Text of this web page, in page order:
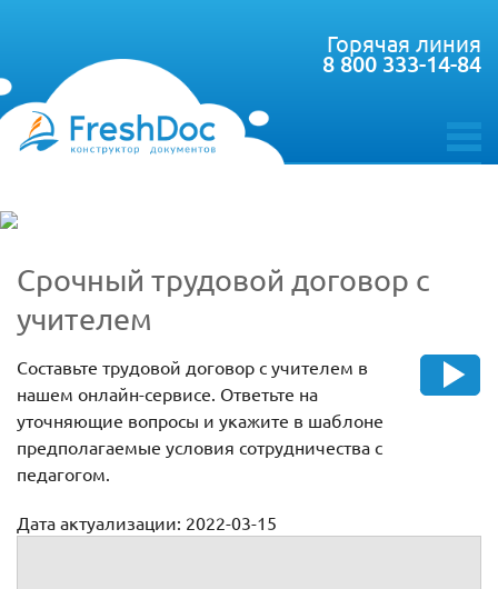
toggle
Горячая линия
8 800 333-14-84
Срочный трудовой договор с
учителем
Составьте трудовой договор с учителем в
нашем онлайн-сервисе. Ответьте на
уточняющие вопросы и укажите в шаблоне
предполагаемые условия сотрудничества с
педагогом.
Дата актуализации: 2022-03-15